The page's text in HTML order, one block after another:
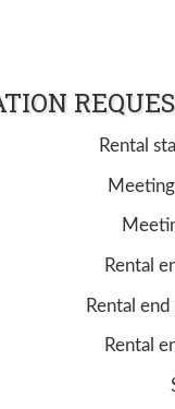
Rental
Rental
Rental
Rental